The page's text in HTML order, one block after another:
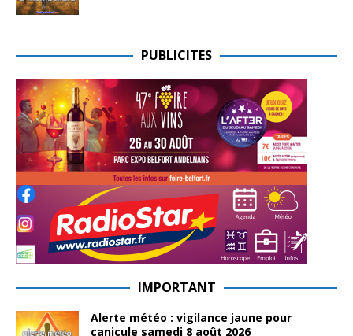
PUBLICITES
IMPORTANT
Alerte météo : vigilance jaune pour
canicule samedi 8 août 2026